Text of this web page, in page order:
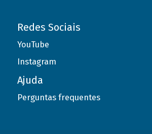
Redes Sociais
YouTube
Instagram
Ajuda
Perguntas frequentes